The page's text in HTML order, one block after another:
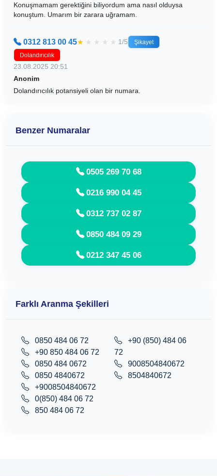
Konuşmamam gerektiğini biliyordum ama nasıl olduysa
konuştum. Umarım bir zarara uğramam.
0312 813 00 45★ ★ ★ ★ ★ 1/5
Şikayet
Dolandırıcılık
23.08.2025 20:51
Anonim
Dolandırıcılık potansiyeli olan bir numara.
Benzer Numaralar
0505 269 70 68
0216 990 04 45
0312 737 02 87
0850 484 09 29
0212 347 45 06
Farklı Aranma Şekilleri
0850 484 06 72
+90 850 484 06 72
0850 484 0672
0850 4840672
+90 (850) 484 06
72
9008504840672
8504840672
+9008504840672
0(850) 484 06 72
850 484 06 72